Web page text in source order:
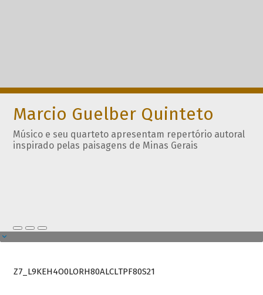
Marcio Guelber Quinteto
Músico e seu quarteto apresentam repertório autoral
inspirado pelas paisagens de Minas Gerais
Z7_L9KEH4O0LORH80ALCLTPF80S21